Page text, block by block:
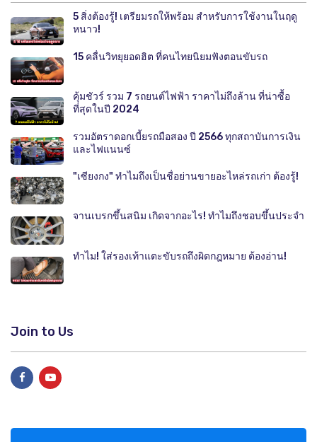
5 สิ่งต้องรู้! เตรียมรถให้พร้อม สำหรับการใช้งานในฤดู
หนาว!
15 คลื่นวิทยุยอดฮิต ที่คนไทยนิยมฟังตอนขับรถ
คุ้มชัวร์ รวม 7 รถยนต์ไฟฟ้า ราคาไม่ถึงล้าน ที่น่าซื้อ
ที่สุดในปี 2024
รวมอัตราดอกเบี้ยรถมือสอง ปี 2566 ทุกสถาบันการเงิน
และไฟแนนซ์
"เซียงกง" ทำไมถึงเป็นชื่อย่านขายอะไหล่รถเก่า ต้องรู้!
จานเบรกขึ้นสนิม เกิดจากอะไร! ทำไมถึงชอบขึ้นประจำ
ทำไม! ใส่รองเท้าแตะขับรถถึงผิดกฎหมาย ต้องอ่าน!
Join to Us